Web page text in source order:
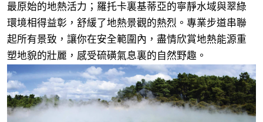
最原始的地熱活力；羅托卡裏基蒂亞的寧靜水域與翠綠
環境相得益彰，舒緩了地熱景觀的熱烈。專業步道串聯
起所有景致，讓你在安全範圍內，盡情欣賞地熱能源重
塑地貌的壯麗，感受硫磺氣息裏的自然野趣。